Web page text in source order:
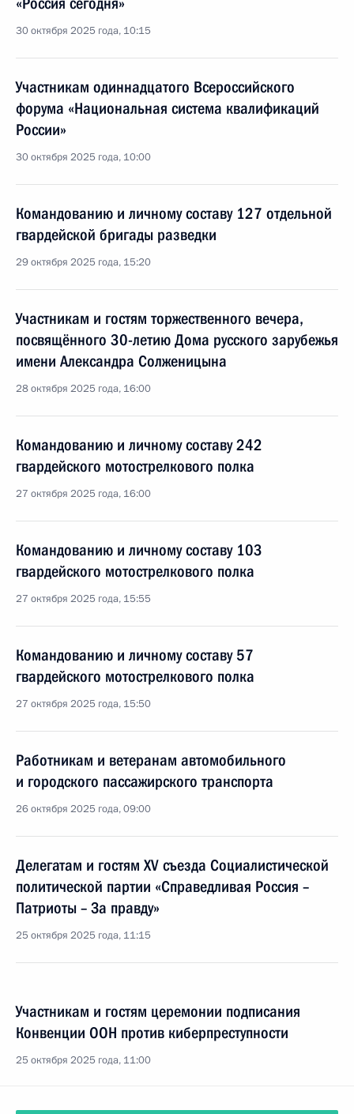
30 октября 2025 года, 10:15
Участникам одиннадцатого Всероссийского
форума «Национальная система квалификаций
России»
30 октября 2025 года, 10:00
Командованию и личному составу 127 отдельной
гвардейской бригады разведки
29 октября 2025 года, 15:20
Участникам и гостям торжественного вечера,
посвящённого 30-летию Дома русского зарубежья
имени Александра Солженицына
28 октября 2025 года, 16:00
Командованию и личному составу 242
гвардейского мотострелкового полка
27 октября 2025 года, 16:00
Командованию и личному составу 103
гвардейского мотострелкового полка
27 октября 2025 года, 15:55
Командованию и личному составу 57
гвардейского мотострелкового полка
27 октября 2025 года, 15:50
Работникам и ветеранам автомобильного
и городского пассажирского транспорта
26 октября 2025 года, 09:00
Делегатам и гостям XV съезда Социалистической
политической партии «Справедливая Россия –
Патриоты – За правду»
25 октября 2025 года, 11:15
Участникам и гостям церемонии подписания
Конвенции ООН против киберпреступности
25 октября 2025 года, 11:00